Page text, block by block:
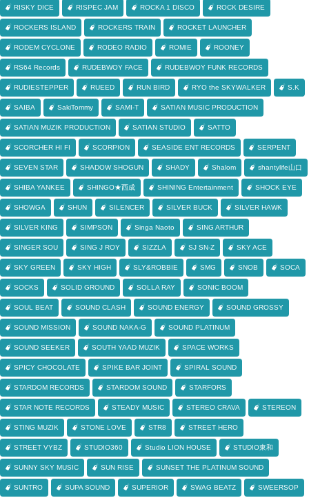
RISKY DICE RISPEC JAM ROCKA 1 DISCO ROCK DESIRE
ROCKERS ISLAND ROCKERS TRAIN ROCKET LAUNCHER
RODEM CYCLONE RODEO RADIO ROMIE ROONEY
RS64 Records RUDEBWOY FACE RUDEBWOY FUNK RECORDS
RUDIESTEPPER RUEED RUN BIRD RYO the SKYWALKER S.K
SAIBA SakiTommy SAMI-T SATIAN MUSIC PRODUCTION
SATIAN MUZIK PRODUCTION SATIAN STUDIO SATTO
SCORCHER HI FI SCORPION SEASIDE ENT RECORDS SERPENT
SEVEN STAR SHADOW SHOGUN SHADY Shalom shantylife山口
SHIBA YANKEE SHINGO★西成 SHINING Entertainment SHOCK EYE
SHOWGA SHUN SILENCER SILVER BUCK SILVER HAWK
SILVER KING SIMPSON Singa Naoto SING ARTHUR
SINGER SOU SING J ROY SIZZLA SJ SN-Z SKY ACE
SKY GREEN SKY HIGH SLY&ROBBIE SMG SNOB SOCA
SOCKS SOLID GROUND SOLLA RAY SONIC BOOM
SOUL BEAT SOUND CLASH SOUND ENERGY SOUND GROSSY
SOUND MISSION SOUND NAKA-G SOUND PLATINUM
SOUND SEEKER SOUTH YAAD MUZIK SPACE WORKS
SPICY CHOCOLATE SPIKE BAR JOINT SPIRAL SOUND
STARDOM RECORDS STARDOM SOUND STARFORS
STAR NOTE RECORDS STEADY MUSIC STEREO CRAVA STEREON
STING MUZIK STONE LOVE STR8 STREET HERO
STREET VYBZ STUDIO360 Studio LION HOUSE STUDIO東和
SUNNY SKY MUSIC SUN RISE SUNSET THE PLATINUM SOUND
SUNTRO SUPA SOUND SUPERIOR SWAG BEATZ SWEERSOP